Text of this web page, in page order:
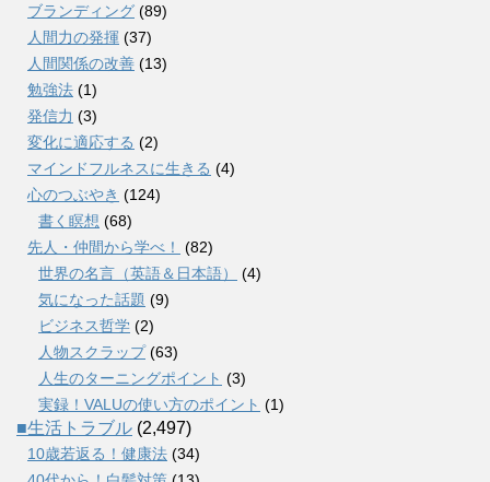
ブランディング (89)
人間力の発揮 (37)
人間関係の改善 (13)
勉強法 (1)
発信力 (3)
変化に適応する (2)
マインドフルネスに生きる (4)
心のつぶやき (124)
書く瞑想 (68)
先人・仲間から学べ！
(82)
世界の名言（英語＆日本語）
(4)
気になった話題 (9)
ビジネス哲学 (2)
人物スクラップ(63)
人生のターニングポイント (3)
実録！VALUの使い方のポイント (1)
■生活トラブル (2,497)
10歳若返る！健康法 (34)